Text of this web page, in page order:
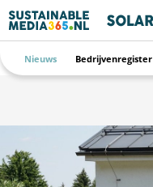
Nieuws Bedrijvenregister